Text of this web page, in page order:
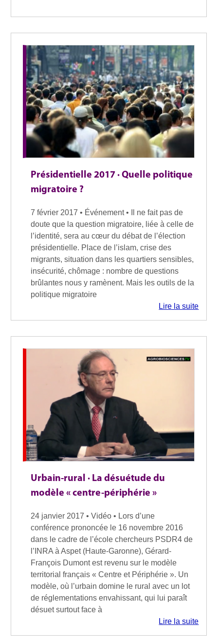
Présidentielle 2017 · Quelle politique
migratoire ?
7 février 2017 • Événement • Il ne fait pas de
doute que la question migratoire, liée à celle de
l’identité, sera au cœur du débat de l’élection
présidentielle. Place de l’islam, crise des
migrants, situation dans les quartiers sensibles,
insécurité, chômage : nombre de questions
brûlantes nous y ramènent. Mais les outils de la
politique migratoire
Lire la suite
Urbain-rural · La désuétude du
modèle « centre-périphérie »
24 janvier 2017 • Vidéo • Lors d’une
conférence prononcée le 16 novembre 2016
dans le cadre de l’école chercheurs PSDR4 de
l’INRA à Aspet (Haute-Garonne), Gérard-
François Dumont est revenu sur le modèle
territorial français « Centre et Périphérie ». Un
modèle, où l’urbain domine le rural avec un lot
de réglementations envahissant, qui lui paraît
désuet surtout face à
Lire la suite